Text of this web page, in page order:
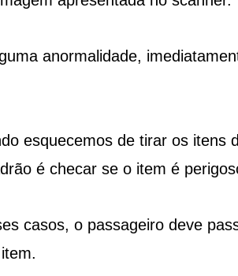
anormalidade,
esquecemos de tirar os itens
é checar se o item é
casos, o passageiro deve